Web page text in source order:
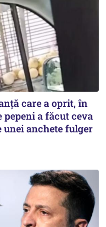
care a oprit, în
a făcut ceva
unei anchete fulger